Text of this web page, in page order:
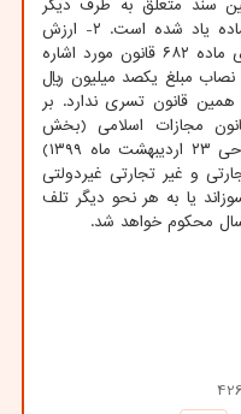
سند متعلق به طرف دیگر
معامله را تلف کند، موضوع مشمول ماده یاد شده است. ۲- ارزش
مالی سندی که تلف شده است، برمبنای ماده ۶۸۲ قانون مورد اشاره
مبلغ یکصد میلیون ریال
ماده ۶۷۷ این قانون، به ماده ۶۸۲ همین قانون تسری ندارد. بر
این گزارش، طبق ماده ۶۸۲ قانون مجازات اسلامی (بخش
تعزیرات و مجازات های بازدارنده اصلاحی ۲۳ اردیبهشت ماه ۱۳۹۹)
و غیر تجارتی غیردولتی
یا به هر نحو دیگر تلف
محکوم خواهد شد.
426